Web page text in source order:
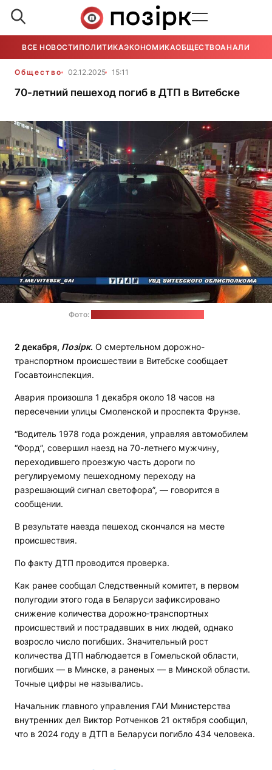
ВСЕ НОВОСТИ ПОЛИТИКАЭКОНОМИКАОБЩЕСТВОАНАЛИТИКА
Общество 02.12.2025 15:11
70-летний пешеход погиб в ДТП в Витебске
Фото:
2 декабря, Позірк. О смертельном дорожно-
транспортном происшествии в Витебске сообщает
Госавтоинспекция.
Авария произошла 1 декабря около 18 часов на
пересечении улицы Смоленской и проспекта Фрунзе.
“Водитель 1978 года рождения, управляя автомобилем
“Форд”, совершил наезд на 70-летнего мужчину,
переходившего проезжую часть дороги по
регулируемому пешеходному переходу на
разрешающий сигнал светофора”, — говорится в
сообщении.
В результате наезда пешеход скончался на месте
происшествия.
По факту ДТП проводится проверка.
Как ранее сообщал Следственный комитет, в первом
полугодии этого года в Беларуси зафиксировано
снижение количества дорожно‑транспортных
происшествий и пострадавших в них людей, однако
возросло число погибших. Значительный рост
количества ДТП наблюдается в Гомельской области,
погибших — в Минске, а раненых — в Минской области.
Точные цифры не назывались.
Начальник главного управления ГАИ Министерства
внутренних дел Виктор Ротченков 21 октября сообщил,
что в 2024 году в ДТП в Беларуси погибло 434 человека.